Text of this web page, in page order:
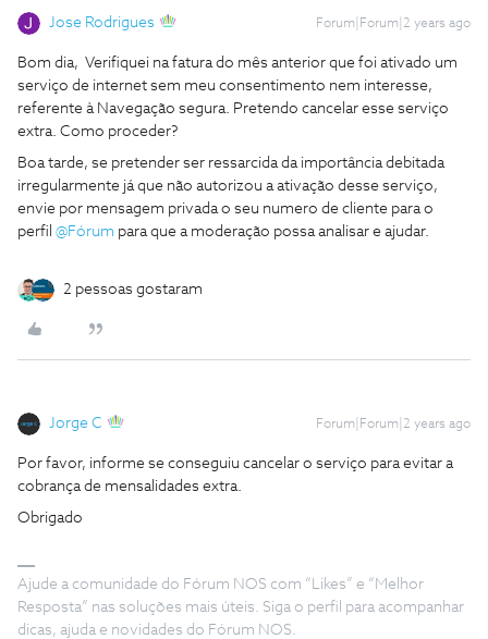
Jose Rodrigues Forum|Forum|2 years ago
Bom dia, Verifiquei na fatura do mês anterior que foi ativado um
serviço de internet sem meu consentimento nem interesse,
referente à Navegação segura. Pretendo cancelar esse serviço
extra. Como proceder?
Boa tarde, se pretender ser ressarcida da importância debitada
irregularmente já que não autorizou a ativação desse serviço,
envie por mensagem privada o seu numero de cliente para o
perfil @Fórum para que a moderação possa analisar e ajudar.
2 pessoas gostaram
Jorge C Forum|Forum|2 years ago
Por favor, informe se conseguiu cancelar o serviço para evitar a
cobrança de mensalidades extra.
Obrigado
Ajude a comunidade do Fórum NOS com “Likes” e “Melhor
Resposta” nas soluções mais úteis. Siga o perfil para acompanhar
dicas, ajuda e novidades do Fórum NOS.